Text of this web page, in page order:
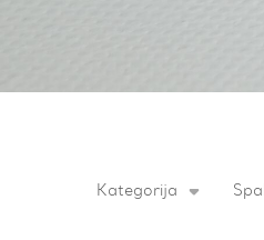
Kategorija